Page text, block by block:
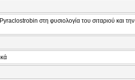
στη φυσιολογία του σιταριού και την